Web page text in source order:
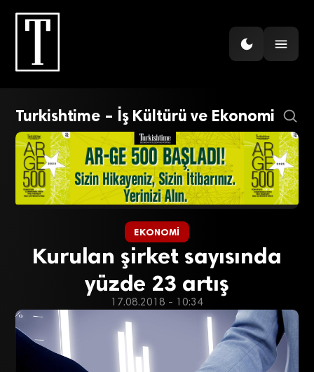
Turkishtime – İş Kültürü ve Ekonomi
EKONOMI
Kurulan şirket sayısında
yüzde 23 artış
17.08.2018 - 10:34